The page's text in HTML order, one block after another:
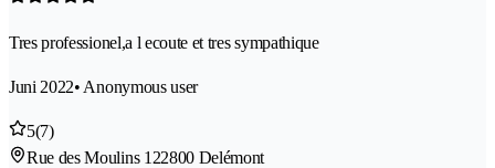
Tres professionel,a l ecoute et tres sympathique
Juni 2022• Anonymous user
5(7)
Rue des Moulins 122800 Delémont